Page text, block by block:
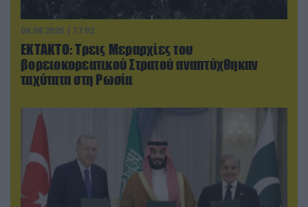
08.08.2026 | 17:02
ΕΚΤΑΚΤΟ: Τρεις Μεραρχίες του
βορειοκορεατικού Στρατού αναπτύχθηκαν
ταχύτατα στη Ρωσία